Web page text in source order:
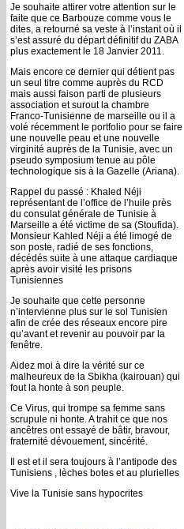
Je souhaite attirer votre attention sur le
faite que ce Barbouze comme vous le
dites, a retourné sa veste à l’instant où il
s’est assuré du départ définitif du ZABA
plus exactement le 18 Janvier 2011.
Mais encore ce dernier qui détient pas
un seul titre comme auprès du RCD
mais aussi faison parti de plusieurs
association et surout la chambre
Franco-Tunisienne de marseille ou il a
volé récemment le portfolio pour se faire
une nouvelle peau et une nouvelle
virginité auprès de la Tunisie, avec un
pseudo symposium tenue au pôle
technologique sis à la Gazelle (Ariana).
Rappel du passé : Khaled Néji
représentant de l’office de l’huile près
du consulat générale de Tunisie à
Marseille a été victime de sa (Stoufida).
Monsieur Kahled Néji a été limogé de
son poste, radié de ses fonctions,
décédés suite à une attaque cardiaque
après avoir visité les prisons
Tunisiennes
Je souhaite que cette personne
n’intervienne plus sur le sol Tunisien
afin de crée des réseaux encore pire
qu’avant et revenir au pouvoir par la
fenêtre.
Aidez moi à dire la vérité sur ce
malheureux de la Sbikha (kairouan) qui
fout la honte à son peuple.
Ce Virus, qui trompe sa femme sans
scrupule ni honte. A trahit ce que nos
ancêtres ont essayé de bâtir, bravour,
fraternité dévouement, sincérité.
Il est et il sera toujours à l’antipode des
Tunisiens , lèches botes et au plurielles
Vive la Tunisie sans hypocrites